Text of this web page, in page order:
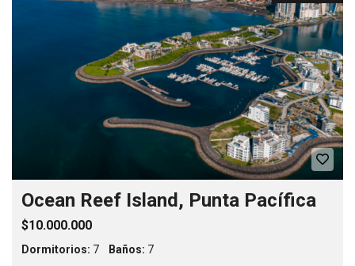
Ocean Reef Island, Punta Pacífica
$10.000.000
Dormitorios: 7 Baños: 7